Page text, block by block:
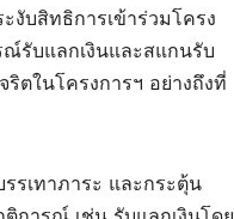
งับสิทธิการเข้าร่วมโครง
รับแลกเงินและสแกนรับ
ตในโครงการฯ อย่างถึงที่
รเทาภาระ และกระตุ้น